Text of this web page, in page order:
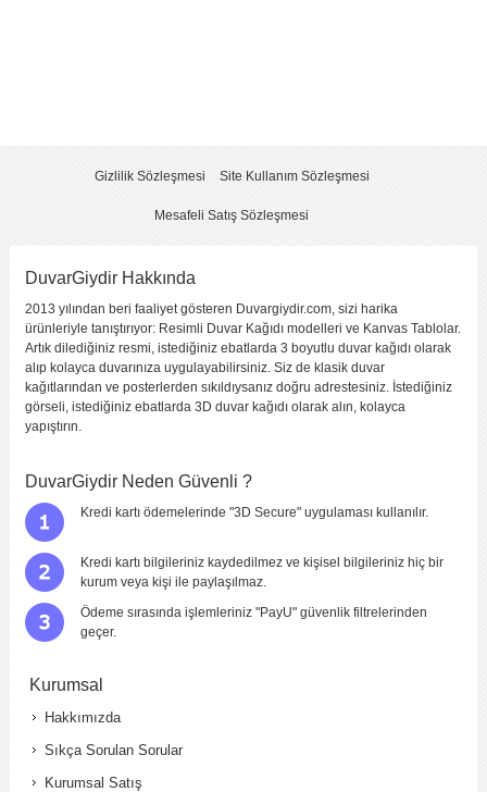
Gizlilik Sözleşmesi Site Kullanım Sözleşmesi
Mesafeli Satış Sözleşmesi
DuvarGiydir Hakkında
2013 yılından beri faaliyet gösteren Duvargiydir.com, sizi harika
ürünleriyle tanıştırıyor: Resimli Duvar Kağıdı modelleri ve Kanvas Tablolar.
Artık dilediğiniz resmi, istediğiniz ebatlarda 3 boyutlu duvar kağıdı olarak
alıp kolayca duvarınıza uygulayabilirsiniz. Siz de klasik duvar
kağıtlarından ve posterlerden sıkıldıysanız doğru adrestesiniz. İstediğiniz
görseli, istediğiniz ebatlarda 3D duvar kağıdı olarak alın, kolayca
yapıştırın.
DuvarGiydir Neden Güvenli ?
Kredi kartı ödemelerinde "3D Secure" uygulaması kullanılır.
Kredi kartı bilgileriniz kaydedilmez ve kişisel bilgileriniz hiç bir
kurum veya kişi ile paylaşılmaz.
Ödeme sırasında işlemleriniz "PayU" güvenlik filtrelerinden
geçer.
Kurumsal
Hakkımızda
Sıkça Sorulan Sorular
Kurumsal Satış